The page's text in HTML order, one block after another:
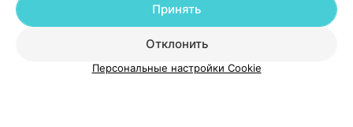
ВЫ ВЛАДЕЛЕЦ?
Отклонить
Принять
Персональные настройки Cookie